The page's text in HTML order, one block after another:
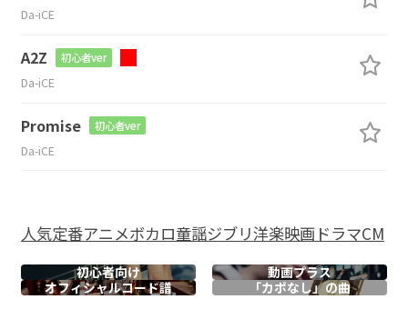
Da-iCE
A2Z 初心者ver
Da-iCE
Promise 初心者ver
Da-iCE
人気定番アニメボカロ童謡ジブリ洋楽映画ドラマCM
初心者向け
動画プラス
オフィシャルコード譜 「カポなし」の曲